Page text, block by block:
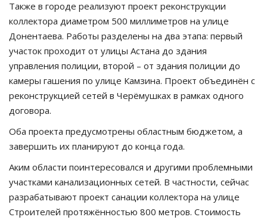
Также в городе реализуют проект реконструкции
коллектора диаметром 500 миллиметров на улице
Донентаева. Работы разделены на два этапа: первый
участок проходит от улицы Астана до здания
управления полиции, второй – от здания полиции до
камеры гашения по улице Камзина. Проект объединён с
реконструкцией сетей в Черёмушках в рамках одного
договора.
Оба проекта предусмотрены областным бюджетом, а
завершить их планируют до конца года.
Аким области поинтересовался и другими проблемными
участками канализационных сетей. В частности, сейчас
разрабатывают проект санации коллектора на улице
Строителей протяжённостью 800 метров. Стоимость